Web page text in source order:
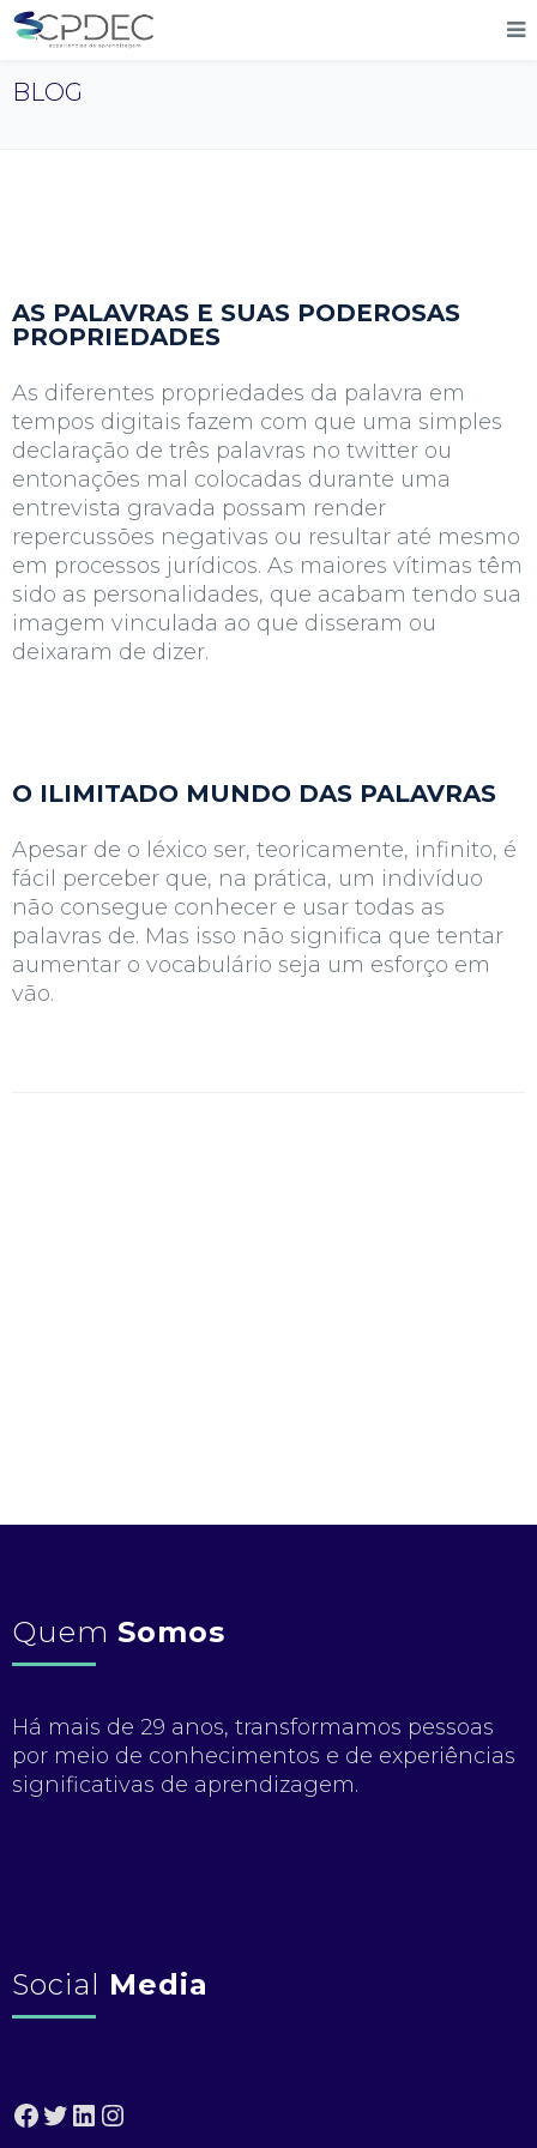
BLOG
AS PALAVRAS E SUAS PODEROSAS
PROPRIEDADES
As diferentes propriedades da palavra em
tempos digitais fazem com que uma simples
declaração de três palavras no twitter ou
entonações mal colocadas durante uma
entrevista gravada possam render
repercussões negativas ou resultar até mesmo
em processos jurídicos. As maiores vítimas têm
sido as personalidades, que acabam tendo sua
imagem vinculada ao que disseram ou
deixaram de dizer.
O ILIMITADO MUNDO DAS PALAVRAS
Apesar de o léxico ser, teoricamente, infinito, é
fácil perceber que, na prática, um indivíduo
não consegue conhecer e usar todas as
palavras de. Mas isso não significa que tentar
aumentar o vocabulário seja um esforço em
vão.
Quem Somos
Há mais de 29 anos, transformamos pessoas
por meio de conhecimentos e de experiências
significativas de aprendizagem.
Social Media
Facebook
Twitter
LinkedIn
Instagram